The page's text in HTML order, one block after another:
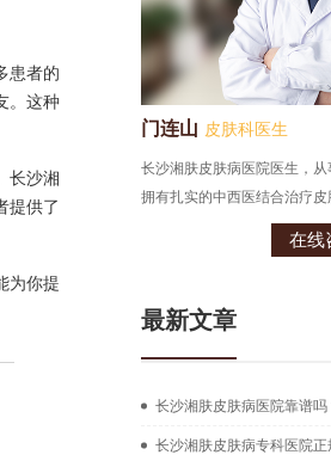
患者的
。这种
长沙湘
提供了
为你提
病临床工作多年，
难...[详细]
张谦 皮肤科医生
毕业于江西南昌大学，从事皮
现为长沙湘肤皮肤病医院医生
在线
最新文章
长沙湘肤皮肤病医院靠谱
长沙湘肤皮肤病专科医院